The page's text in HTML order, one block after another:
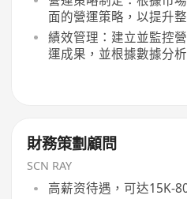
面的營運策略，以提升
績效管理：建立並監控
運成果，並根據數據分
財務策劃顧問
SCN RAY
高薪资待遇，可达15K-